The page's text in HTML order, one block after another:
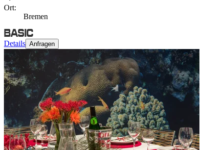
Ort:
Bremen
Details Anfragen